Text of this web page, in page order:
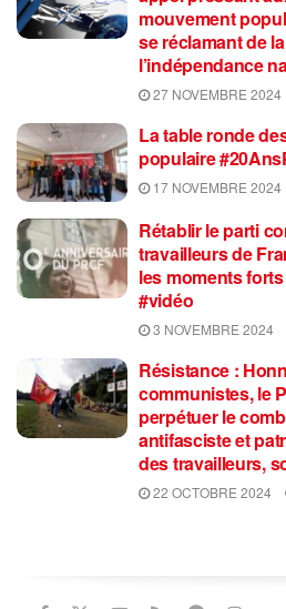
mouvement
se réclamant de
l’indépendance
27 NOVEMBRE 2024
La table ronde
populaire
17 NOVEMBRE 2024
Rétablir le parti
travailleurs de
les moments
#vidéo
3 NOVEMBRE 2024
Résistance :
communistes, le
perpétuer le
antifasciste et
des travailleurs,
22 OCTOBRE 2024